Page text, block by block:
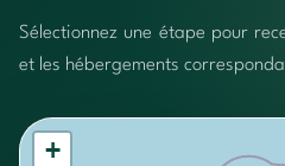
Sélectionnez une étape pour
et les hébergements
+